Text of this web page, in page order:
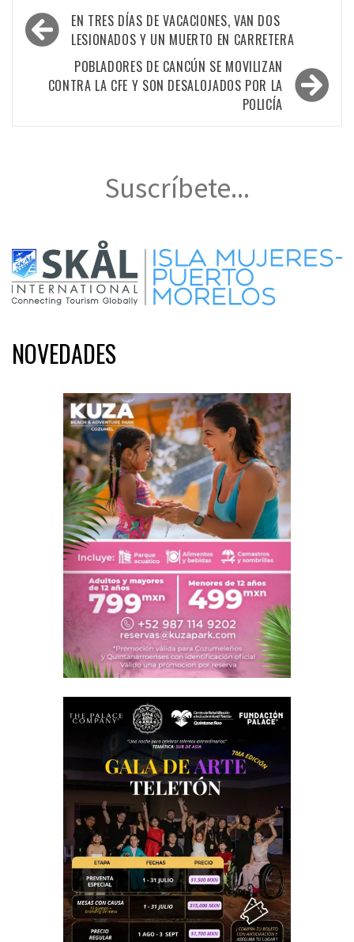
Navegación
de
entradas
EN TRES DÍAS DE VACACIONES, VAN DOS
LESIONADOS Y UN MUERTO EN CARRETERA
POBLADORES DE CANCÚN SE MOVILIZAN
CONTRA LA CFE Y SON DESALOJADOS POR LA
POLICÍA
Suscríbete...
NOVEDADES